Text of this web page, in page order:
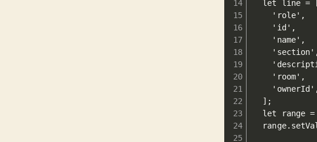
let line =
    'role',
    'id',
    'name',
    'room',
  ];
let range